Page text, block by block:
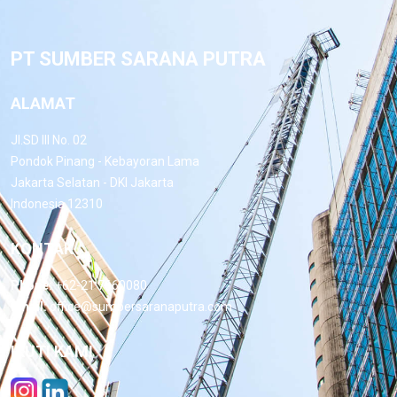
PT SUMBER SARANA PUTRA
ALAMAT
Jl.SD III No. 02
Pondok Pinang - Kebayoran Lama
Jakarta Selatan - DKI Jakarta
Indonesia 12310
KONTAK
Phone: +62-21 7660080
Email:office@sumbersaranaputra.com
IKUTI KAMI